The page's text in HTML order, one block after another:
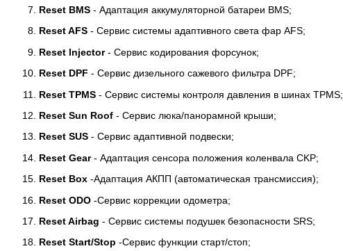
Reset BMS - Адаптация аккумуляторной батареи BMS;
Reset AFS - Сервис системы адаптивного света фар AFS;
Reset Injector- Сервис кодирования форсунок;
Reset DPF - Сервис дизельного сажевого фильтра DPF;
Reset TPMS - Сервис системы контроля давления в шинах TPMS;
Reset Sun Roof - Сервис люка/панорамной крыши;
Reset SUS - Сервис адаптивной подвески;
Reset Gear- Адаптация сенсора положения коленвала CKP;
Reset Box -Адаптация АКПП (автоматическая трансмиссия);
Reset ODO -Сервис коррекции одометра;
Reset Airbag - Сервис системы подушек безопасности SRS;
Reset Start/Stop -Сервис функции старт/стоп;